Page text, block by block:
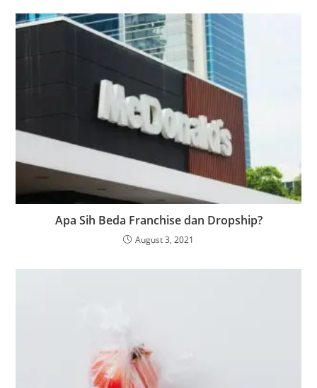
Apa Sih Beda Franchise dan Dropship?
August 3, 2021